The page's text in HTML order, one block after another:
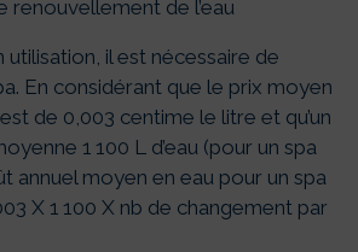
de l’eau
il est nécessaire de
En considérant que le prix moyen
de 0,003 centime le litre et qu’un
1 100 L d’eau (pour un spa
annuel moyen en eau pour un spa
X 1 100 X nb de changement par